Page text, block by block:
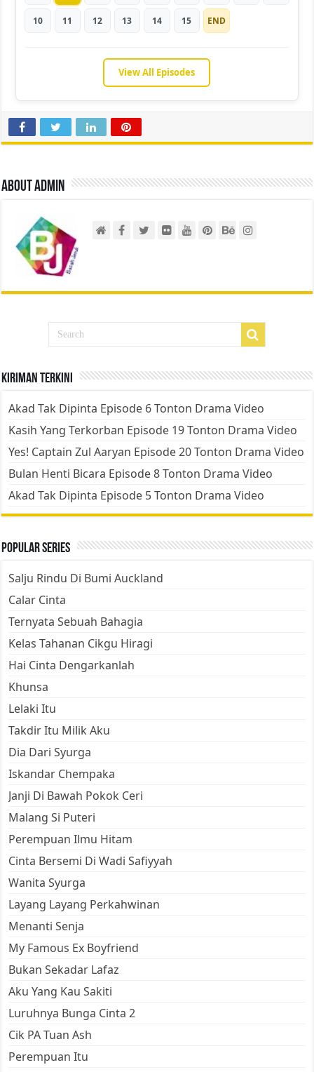
10 11 12 13 14 15 END
View All Episodes
About admin
Kiriman Terkini
Akad Tak Dipinta Episode 6 Tonton Drama Video
Kasih Yang Terkorban Episode 19 Tonton Drama Video
Yes! Captain Zul Aaryan Episode 20 Tonton Drama Video
Bulan Henti Bicara Episode 8 Tonton Drama Video
Akad Tak Dipinta Episode 5 Tonton Drama Video
Popular Series
Salju Rindu Di Bumi Auckland
Calar Cinta
Ternyata Sebuah Bahagia
Kelas Tahanan Cikgu Hiragi
Hai Cinta Dengarkanlah
Khunsa
Lelaki Itu
Takdir Itu Milik Aku
Dia Dari Syurga
Iskandar Chempaka
Janji Di Bawah Pokok Ceri
Malang Si Puteri
Perempuan Ilmu Hitam
Cinta Bersemi Di Wadi Safiyyah
Wanita Syurga
Layang Layang Perkahwinan
Menanti Senja
My Famous Ex Boyfriend
Bukan Sekadar Lafaz
Aku Yang Kau Sakiti
Luruhnya Bunga Cinta 2
Cik PA Tuan Ash
Perempuan Itu